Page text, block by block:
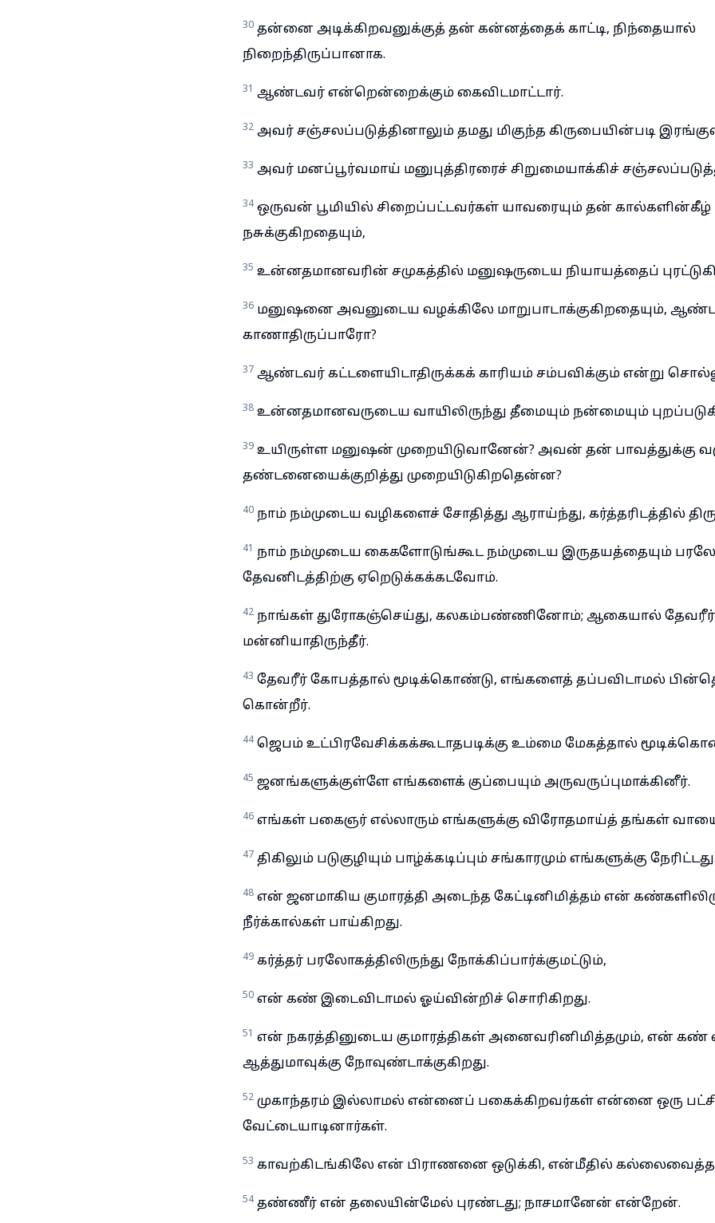
30 தன்னை அடிக்கிறவனுக்குத் தன் கன்னத்தைக் காட்டி, நிந்தையால்
நிறைந்திருப்பானாக.
31 ஆண்டவர் என்றென்றைக்கும் கைவிடமாட்டார்.
32 அவர் சஞ்சலப்படுத்தினாலும் தமது மிகுந்த கிருபையின்படி
33 அவர் மனப்பூர்வமாய் மனுபுத்திரரைச் சிறுமையாக்கிச்
34 ஒருவன் பூமியில் சிறைப்பட்டவர்கள் யாவரையும் தன் கால்களின்கீழ்
நசுக்குகிறதையும்,
35 உன்னதமானவரின் சமுகத்தில் மனுஷருடைய நியாயத்தைப்
36 மனுஷனை அவனுடைய வழக்கிலே மாறுபாடாக்குகிறதையும்,
காணாதிருப்பாரோ?
37 ஆண்டவர் கட்டளையிடாதிருக்கக் காரியம் சம்பவிக்கும் என்று
38 உன்னதமானவருடைய வாயிலிருந்து தீமையும் நன்மையும்
39 உயிருள்ள மனுஷன் முறையிடுவானேன்? அவன் தன் பாவத்துக்கு
தண்டனையைக்குறித்து முறையிடுகிறதென்ன?
40 நாம் நம்முடைய வழிகளைச் சோதித்து ஆராய்ந்து, கர்த்தரிடத்தில்
41 நாம் நம்முடைய கைகளோடுங்கூட நம்முடைய இருதயத்தையும்
தேவனிடத்திற்கு ஏறெடுக்கக்கடவோம்.
42 நாங்கள் துரோகஞ்செய்து, கலகம்பண்ணினோம்; ஆகையால் தேவரீர்
மன்னியாதிருந்தீர்.
43 தேவரீர் கோபத்தால் மூடிக்கொண்டு, எங்களைத் தப்பவிடாமல்
கொன்றீர்.
44 ஜெபம் உட்பிரவேசிக்கக்கூடாதபடிக்கு உம்மை மேகத்தால்
45 ஜனங்களுக்குள்ளே எங்களைக் குப்பையும் அருவருப்புமாக்கினீர்.
46 எங்கள் பகைஞர் எல்லாரும் எங்களுக்கு விரோதமாய்த் தங்கள்
47 திகிலும் படுகுழியும் பாழ்க்கடிப்பும் சங்காரமும் எங்களுக்கு நேரிட்டது.
48 என் ஜனமாகிய குமாரத்தி அடைந்த கேட்டினிமித்தம் என்
நீர்க்கால்கள் பாய்கிறது.
49 கர்த்தர் பரலோகத்திலிருந்து நோக்கிப்பார்க்குமட்டும்,
50 என் கண் இடைவிடாமல் ஓய்வின்றிச் சொரிகிறது.
51 என் நகரத்தினுடைய குமாரத்திகள் அனைவரினிமித்தமும், என்
ஆத்துமாவுக்கு நோவுண்டாக்குகிறது.
52 முகாந்தரம் இல்லாமல் என்னைப் பகைக்கிறவர்கள் என்னை ஒரு
வேட்டையாடினார்கள்.
53 காவற்கிடங்கிலே என் பிராணனை ஒடுக்கி, என்மீதில்
54 தண்ணீர் என் தலையின்மேல் புரண்டது; நாசமானேன் என்றேன்.